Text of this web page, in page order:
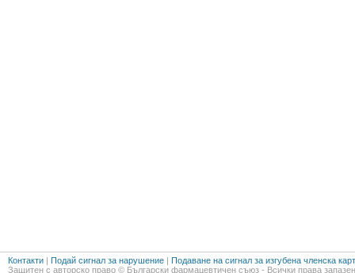
Контакти | Подай сигнал за нарушение | Подаване на сигнал за изгубена членска
Защитен с авторско право © Български фармацевтичен съюз - Всички права